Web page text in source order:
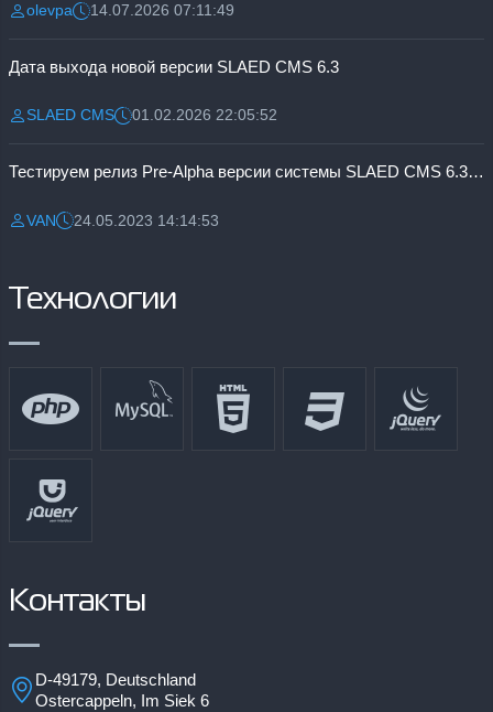
Разместил:
olevpaДата:14.07.2026 07:11:49
Дата выхода новой версии SLAED CMS 6.3
Разместил:
SLAED CMSДата:01.02.2026 22:05:52
Тестируем релиз Pre-Alpha версии системы SLAED CMS 6.3 Pro
Разместил:
VANДата:24.05.2023 14:14:53
Технологии
Контакты
D-49179, Deutschland
Ostercappeln, Im Siek 6